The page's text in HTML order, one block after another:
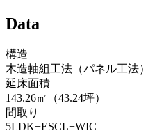
Data
構造
木造軸組工法（パネル工法）
延床面積
143.26㎡（43.24坪）
間取り
5LDK+ESCL+WIC